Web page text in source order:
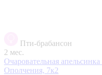
Пти-брабансон
2 мес.
Очаровательная апельсинка
Ополчения, 7к2